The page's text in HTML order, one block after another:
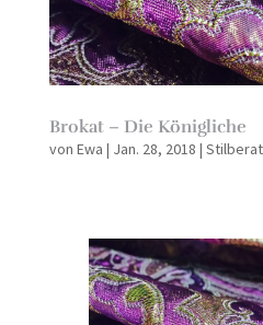
Brokat – Die Königliche
von Ewa | Jan. 28, 2018 |